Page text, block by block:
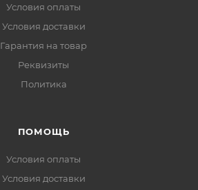
Условия оплаты
Условия доставки
Гарантия на товар
Реквизиты
Политика
ПОМОЩЬ
Условия оплаты
Условия доставки